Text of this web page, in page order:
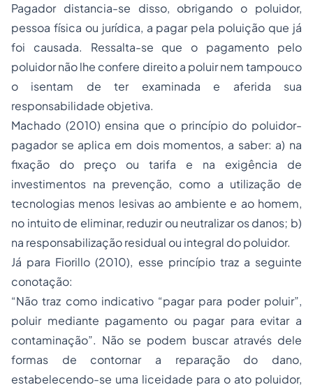
Pagador distancia-se disso, obrigando o poluidor,
pessoa física ou jurídica, a pagar pela poluição que já
foi causada. Ressalta-se que o pagamento pelo
poluidor não lhe confere direito a poluir nem tampouco
o isentam de ter examinada e aferida sua
responsabilidade objetiva.
Machado (2010) ensina que o princípio do poluidor-
pagador se aplica em dois momentos, a saber: a) na
fixação do preço ou tarifa e na exigência de
investimentos na prevenção, como a utilização de
tecnologias menos lesivas ao ambiente e ao homem,
no intuito de eliminar, reduzir ou neutralizar os danos; b)
na responsabilização residual ou integral do poluidor.
Já para Fiorillo (2010), esse princípio traz a seguinte
conotação:
“Não traz como indicativo “pagar para poder poluir”,
poluir mediante pagamento ou pagar para evitar a
contaminação”. Não se podem buscar através dele
formas de contornar a reparação do dano,
estabelecendo-se uma liceidade para o ato poluidor,